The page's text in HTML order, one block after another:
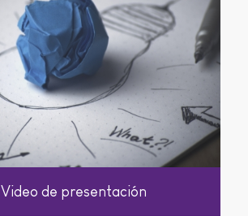
Video de presentación